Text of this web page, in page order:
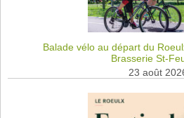
Balade vélo au départ du
Brasserie St-
23 août